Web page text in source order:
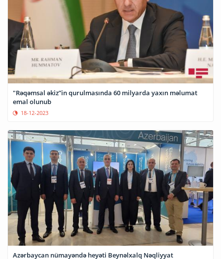
"Rəqəmsal əkiz”in qurulmasında 60 milyarda yaxın məlumat
emal olunub
18-12-2023
Azərbaycan nümayəndə heyəti Beynəlxalq Nəqliyyat